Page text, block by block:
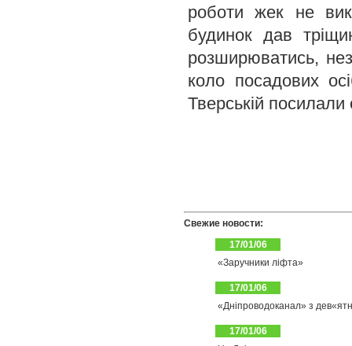
роботи жек не
будинок дав
розширюватись,
коло посадових
Тверській
Свежие новости:
17/01/06
«Заручники ліфта»
17/01/06
«Дніпроводоканал» з
17/01/06